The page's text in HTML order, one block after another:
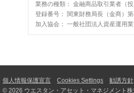
業務の種類： 金融商品取引業者（
登録番号： 関東財務局長（金商）
加入協会： 一般社団法人資産運用
個人情報保護宣言 Cookies Settings 勧誘方針
© 2026 ウエスタン・アセット・マネジメント株